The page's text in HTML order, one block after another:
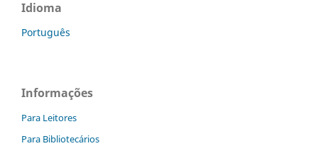
Idioma
Português
Informações
Para Leitores
Para Bibliotecários